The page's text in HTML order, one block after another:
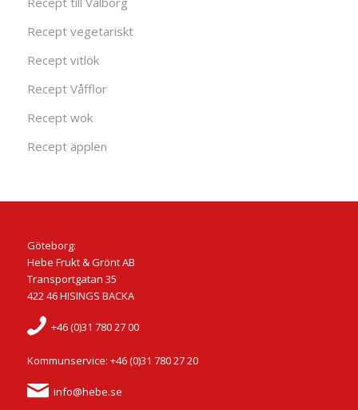
Recept vegetariskt
Recept vitlök
Recept Våfflor
Recept wok
Recept äpplen
Göteborg:
Hebe Frukt & Grönt AB
Transportgatan 35
422 46 HISINGS BACKA
+46 (0)31 780 27 00
Kommunservice: +46 (0)31 780 27 20
info@hebe.se